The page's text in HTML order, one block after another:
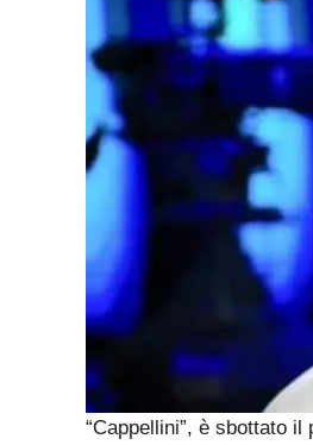
“Cappellini”, è sbottato